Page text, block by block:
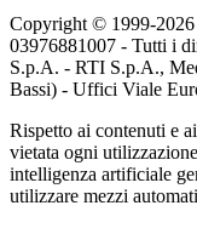
Copyright © 1999-2026
03976881007 - Tutti i
S.p.A. - RTI S.p.A.,
Bassi) - Uffici Viale
Rispetto ai contenuti e
vietata ogni
intelligenza artificiale
utilizzare mezzi